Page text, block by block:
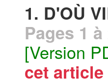
1. D'OÙ
Pages 1 à
[Version
cet article